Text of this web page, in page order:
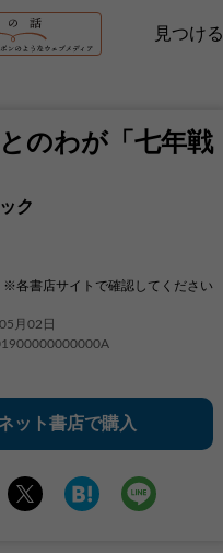
見つける
のわが「七年戦
ク
※各書店サイトで確認してください
月02日
ット書店で購入